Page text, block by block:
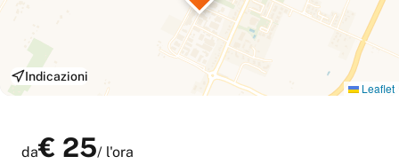
Leaflet
Indicazioni
da€ 25/ l'ora